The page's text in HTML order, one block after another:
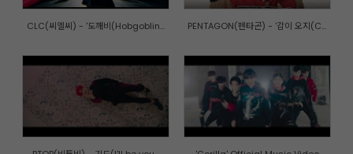
CLC(씨엘씨) - '도깨비(Hobgoblin... PENTAGON(펜타곤) - '감이 오지(C...